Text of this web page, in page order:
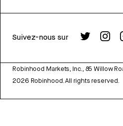
Suivez-nous sur
Robinhood Markets, Inc., 85 Willow
2026 Robinhood. All rights reserved.